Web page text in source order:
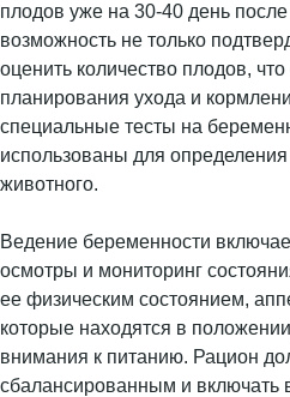
плодов уже на 30-40 день
возможность не только
оценить количество плодов,
планирования ухода и
специальные тесты на
использованы для
животного.
Ведение беременности
осмотры и мониторинг
ее физическим состоянием,
которые находятся в
внимания к питанию. Рацион
сбалансированным и